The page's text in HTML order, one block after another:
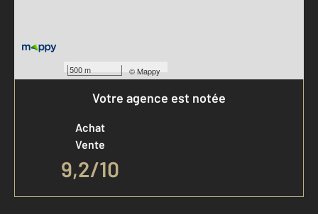
500 m ©Mappy
Votre agence est notée
Achat
Vente
9,2/10